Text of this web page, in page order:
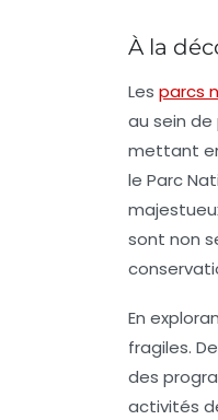
À la
Les parcs
au sein
mettant
le Parc
sont non
En
fragiles.
des
activités